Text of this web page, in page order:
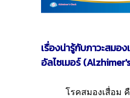
เรื่องน่ารู้กับภาวะสมอ
อัลไซเมอร์
โรคสมองเสื่อม